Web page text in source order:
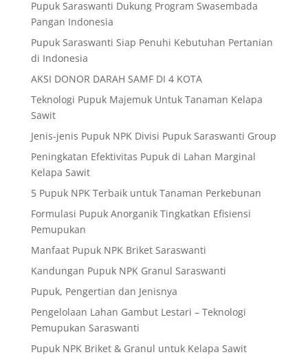
Pupuk Saraswanti Dukung Program Swasembada
Pangan Indonesia
Pupuk Saraswanti Siap Penuhi Kebutuhan Pertanian
di Indonesia
AKSI DONOR DARAH SAMF DI 4 KOTA
Teknologi Pupuk Majemuk Untuk Tanaman Kelapa
Sawit
Jenis-jenis Pupuk NPK Divisi Pupuk Saraswanti Group
Peningkatan Efektivitas Pupuk di Lahan Marginal
Kelapa Sawit
5 Pupuk NPK Terbaik untuk Tanaman Perkebunan
Formulasi Pupuk Anorganik Tingkatkan Efisiensi
Pemupukan
Manfaat Pupuk NPK Briket Saraswanti
Kandungan Pupuk NPK Granul Saraswanti
Pupuk, Pengertian dan Jenisnya
Pengelolaan Lahan Gambut Lestari – Teknologi
Pemupukan Saraswanti
Pupuk NPK Briket & Granul untuk Kelapa Sawit